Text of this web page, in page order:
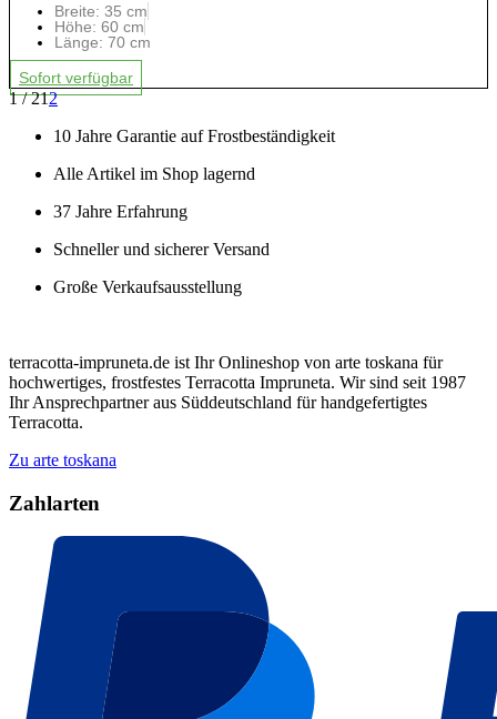
Breite: 35 cm
Höhe: 60 cm
Länge: 70 cm
Sofort verfügbar
1 / 212
10 Jahre Garantie auf Frostbeständigkeit
Alle Artikel im Shop lagernd
37 Jahre Erfahrung
Schneller und sicherer Versand
Große Verkaufsausstellung
terracotta-impruneta.de ist Ihr Onlineshop von arte toskana für
hochwertiges, frostfestes Terracotta Impruneta. Wir sind seit 1987
Ihr Ansprechpartner aus Süddeutschland für handgefertigtes
Terracotta.
Zu arte toskana
Zahlarten